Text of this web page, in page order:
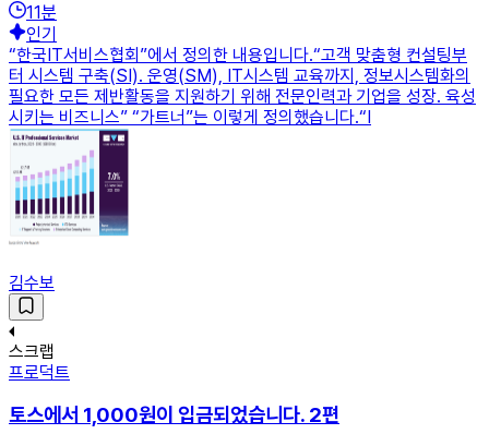
11분
인기
“한국IT서비스협회”에서 정의한 내용입니다.“고객 맞춤형 컨설팅부
터 시스템 구축(SI). 운영(SM), IT시스템 교육까지, 정보시스템화의
필요한 모든 제반활동을 지원하기 위해 전문인력과 기업을 성장. 육성
시키는 비즈니스” “가트너”는 이렇게 정의했습니다.“I
김수보
스크랩
프로덕트
토스에서 1,000원이 입금되었습니다. 2편